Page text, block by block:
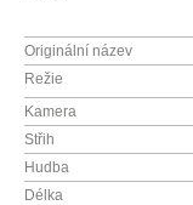
Originální název
Režie
Kamera
Střih
Hudba
Délka